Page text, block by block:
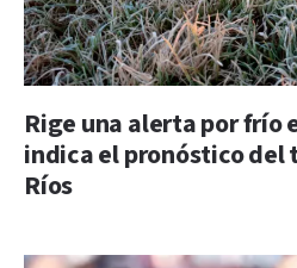
Rige una alerta por frío
indica el pronóstico del
Ríos